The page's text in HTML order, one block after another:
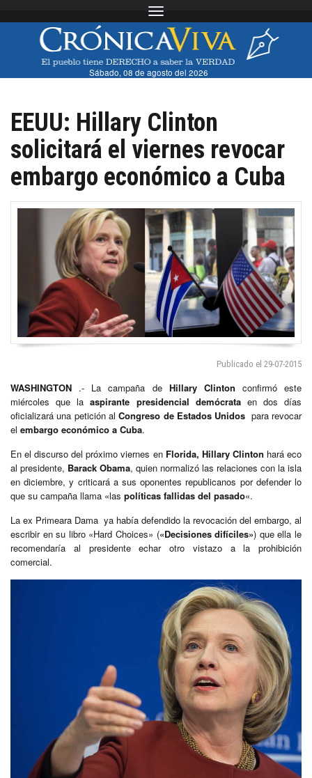
Toggle navigation
Sábado, 08 de agosto del 2026
EEUU: Hillary Clinton
solicitará el viernes revocar
embargo económico a Cuba
Publicado el 29-07-2015
WASHINGTON .- La campaña de Hillary Clinton confirmó este
miércoles que laaspirante presidencial demócrataen dos días
oficializará una petición alCongreso de Estados Unidos para revocar
el embargo económico a Cuba.
En el discurso del próximo viernes en Florida, Hillary Clinton hará eco
al presidente, Barack Obama, quien normalizó las relaciones con la isla
en diciembre, y criticará a sus oponentes republicanos por defender lo
que su campaña llama «las políticas fallidas del pasado«.
La ex Primeara Dama ya había defendido la revocación del embargo, al
escribir en su libro «Hard Choices» («Decisiones difíciles») que ella le
recomendaría al presidente echar otro vistazo a la prohibición
comercial.